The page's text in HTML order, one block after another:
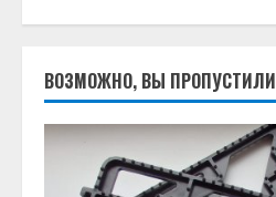
ВОЗМОЖНО, ВЫ ПРОПУСТИЛИ